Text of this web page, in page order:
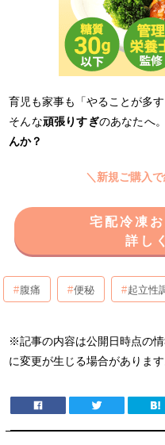
育児も家事も「やることが多す
そんな頑張りすぎのあなたへ。
んか？
＼新規ご購入
宅配冷凍
詳し
腹痛 便秘 起立性
※記事の内容は公開日時点の
に変更が生じる場合があります